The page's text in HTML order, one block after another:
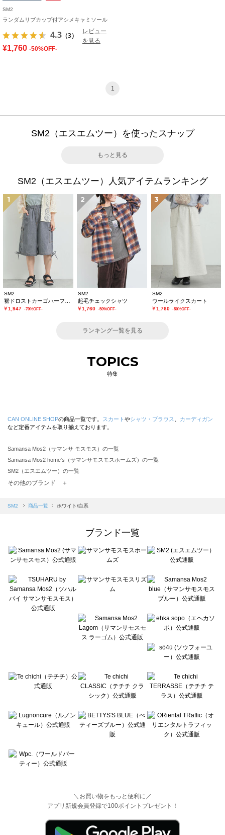
SM2
ランダムリブカップ付アシメキャミソール
4.3 （3）
レビュー
を見る
¥1,760 -50%OFF-
1
SM2（エスエムツー）を使ったスナップ
もっと見る
SM2（エスエムツー）人気アイテムランキング
1
SM2
￥1,947 -70%OFF-
2
SM2
起毛チェックシャツ
￥1,760 -50%OFF-
3
SM2
ウールライクスカート
￥1,760 -50%OFF-
ランキング一覧を見る
TOPICS
特集
CAN ONLINE SHOPの商品一覧です。 スカート やシャツ・ブラウス
カーディガン
など定番アイテムを取り揃えております。
Samansa Mos2（サマンサ モスモス）の一覧
Samansa Mos2 home's（サマンサモスモスホームズ）の一覧
SM2（エスエムツー）の一覧
TSUHARU by Samansa Mos2（ツハルバイサマンサモスモス）の一覧
Samansa Mos2 blue（サマンサモスモス ブルー）の一覧
Te chichi（テチチ）の一覧
Te chichi CLASSIC（テチチ クラシック）の一覧
Lugnoncure（ルノンキュール）の一覧
BETTY'S BLUE（べティーズブルー）の一覧
Wpc.（ワールドパーティー）の一覧
その他のブランド ＋
SM2 商品一覧 ホワイト/白系
ブランド一覧
＼お買い物をもっと便利に／
アプリ新規会員登録で100ポイントプレゼント！